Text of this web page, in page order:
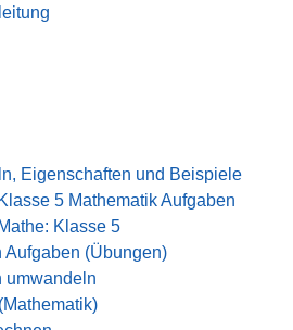
Eigenschaften und Beispiele
5 Mathematik Aufgaben
Klasse 5
Aufgaben (Übungen)
umwandeln